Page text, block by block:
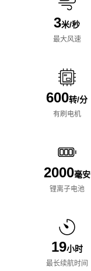
3米/秒
最大风速
600转/分
有刷电机
2000毫安
锂离子电池
19小时
最长续航时间